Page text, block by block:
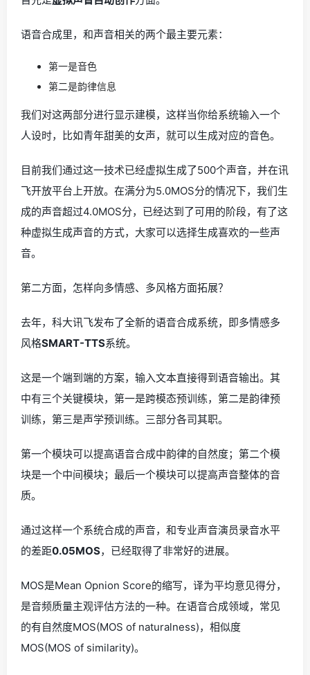
语音合成里，和声音相关的两个最主要元素：
第一是音色
第二是韵律信息
我们对这两部分进行显示建模，这样当你给系统输入一个
人设时，比如青年甜美的女声，就可以生成对应的音色。
目前我们通过这一技术已经虚拟生成了500个声音，并在讯
飞开放平台上开放。在满分为5.0MOS分的情况下，我们生
成的声音超过4.0MOS分，已经达到了可用的阶段，有了这
种虚拟生成声音的方式，大家可以选择生成喜欢的一些声
音。
第二方面，怎样向多情感、多风格方面拓展？
去年，科大讯飞发布了全新的语音合成系统，即多情感多
风格SMART-TTS系统。
这是一个端到端的方案，输入文本直接得到语音输出。其
中有三个关键模块，第一是跨模态预训练，第二是韵律预
训练，第三是声学预训练。三部分各司其职。
第一个模块可以提高语音合成中韵律的自然度；第二个模
块是一个中间模块；最后一个模块可以提高声音整体的音
质。
通过这样一个系统合成的声音，和专业声音演员录音水平
的差距0.05MOS，已经取得了非常好的进展。
MOS是Mean Opnion Score的缩写，译为平均意见得分，
是音频质量主观评估方法的一种。在语音合成领域，常见
的有自然度MOS(MOS of naturalness)，相似度
MOS(MOS of similarity)。